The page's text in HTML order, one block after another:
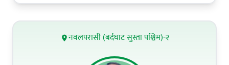
नवलपरासी (बर्दघाट सुस्ता पश्चिम)-२